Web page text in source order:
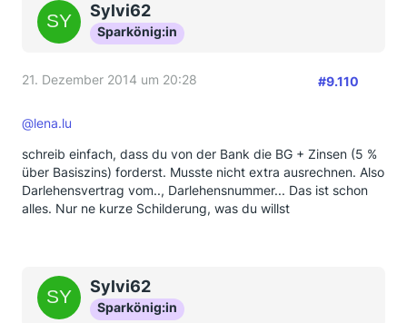
Sylvi62
Sparkönig:in
21. Dezember 2014 um 20:28 #9.110
@lena.lu
schreib einfach, dass du von der Bank die BG + Zinsen (5 %
über Basiszins) forderst. Musste nicht extra ausrechnen. Also
Darlehensvertrag vom.., Darlehensnummer... Das ist schon
alles. Nur ne kurze Schilderung, was du willst
Sylvi62
Sparkönig:in